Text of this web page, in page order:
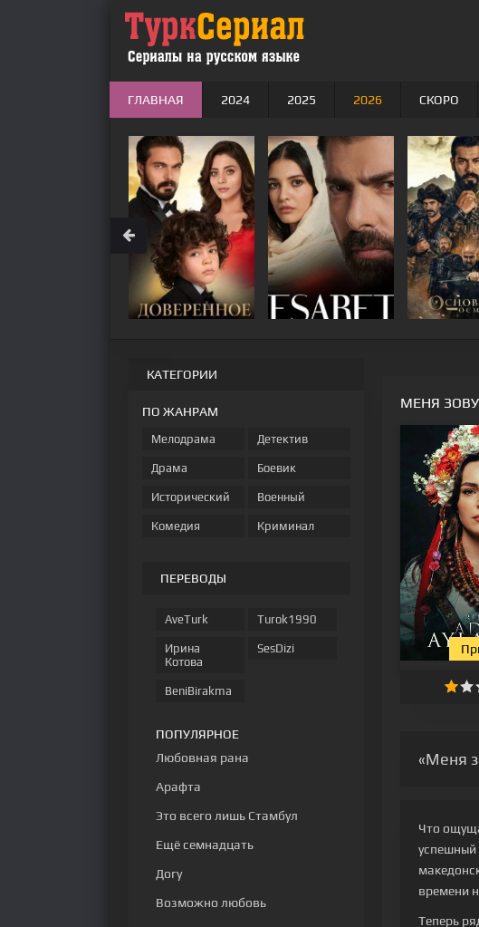
МЕНЯ
«Меня
Что
успешный
времени
Теперь
КАТЕГОРИИ
ПО ЖАНРАМ
Мелодрама
Драма
Исторический
Комедия
Детектив
Боевик
Военный
Криминал
ПЕРЕВОДЫ
AveTurk
Ирина
Котова
BeniBirakma
Turok1990
SesDizi
ПОПУЛЯРНОЕ
Любовная рана
Арафта
Это всего лишь Стамбул
Ещё семнадцать
Догу
Возможно любовь
ГЛАВНАЯ 2024 2025 2026 СКОРО